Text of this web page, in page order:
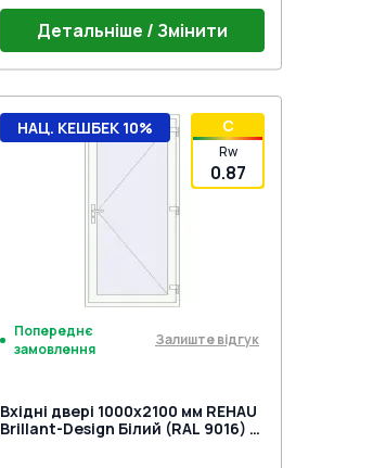
Детальніше / Змінити
Поріг 24mm (E60)
Дверний гарнітур VICTORY MEDOS
Дверна петля Європа MEDOS
Jocker біла (E60;BrD)
Замок на три точки (SECURY) під
нажимну ручку
C
Rw
0.87
НАЦ. КЕШБЕК 10%
Попереднє
замовлення
Залиште відгук
Вхідні двері 1000x2100 мм REHAU
Brillant-Design Білий (RAL 9016) з